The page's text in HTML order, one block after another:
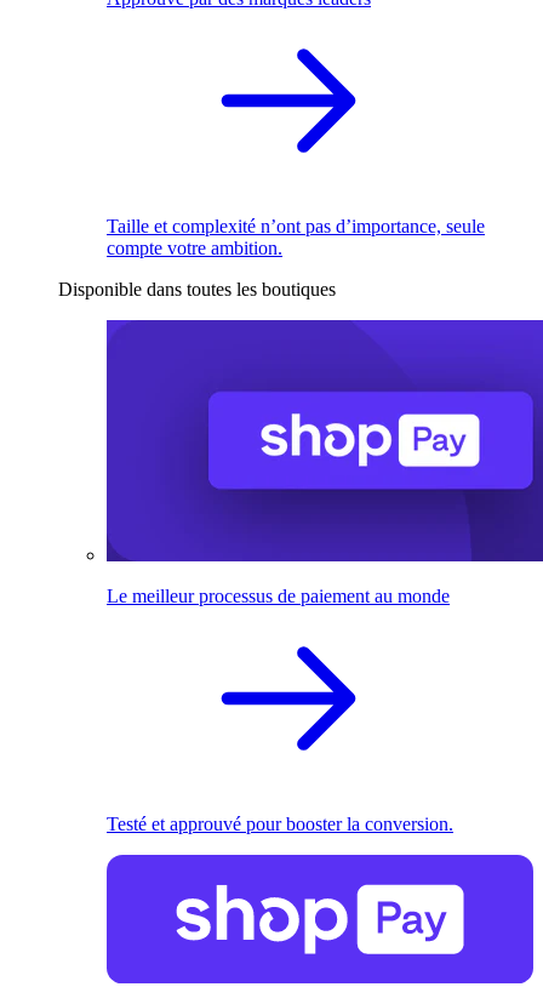
Taille et complexité n’ont pas d’importance, seule
compte votre ambition.
Disponible dans toutes les boutiques
Le meilleur processus de paiement au monde
Testé et approuvé pour booster la conversion.